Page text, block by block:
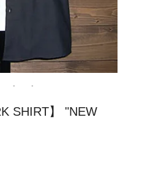
SHIRT】 "NEW